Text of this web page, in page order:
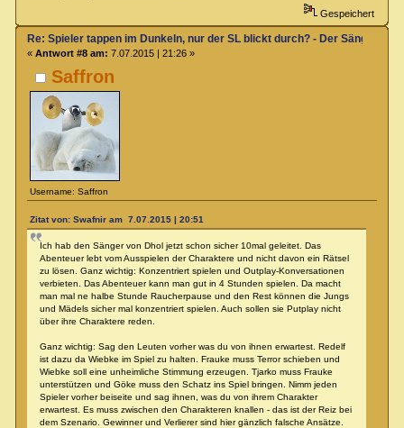
Gespeichert
Saffron
Username: Saffron
Re: Spieler tappen im Dunkeln, nur der SL blickt durch? - Der Sänger von
« Antwort #8 am: 7.07.2015 | 21:26 »
Zitat von: Swafnir am 7.07.2015 | 20:51
Ich hab den Sänger von Dhol jetzt schon sicher 10mal geleitet. Das
Abenteuer lebt vom Ausspielen der Charaktere und nicht davon ein Rätsel
zu lösen. Ganz wichtig: Konzentriert spielen und Outplay-Konversationen
verbieten. Das Abenteuer kann man gut in 4 Stunden spielen. Da macht
man mal ne halbe Stunde Raucherpause und den Rest können die Jungs
und Mädels sicher mal konzentriert spielen. Auch sollen sie Putplay nicht
über ihre Charaktere reden.
Ganz wichtig: Sag den Leuten vorher was du von ihnen erwartest. Redelf
ist dazu da Wiebke im Spiel zu halten. Frauke muss Terror schieben und
Wiebke soll eine unheimliche Stimmung erzeugen. Tjarko muss Frauke
unterstützen und Göke muss den Schatz ins Spiel bringen. Nimm jeden
Spieler vorher beiseite und sag ihnen, was du von ihrem Charakter
erwartest. Es muss zwischen den Charakteren knallen - das ist der Reiz bei
dem Szenario. Gewinner und Verlierer sind hier gänzlich falsche Ansätze.